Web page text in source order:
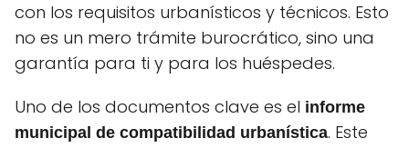
con los requisitos urbanísticos y técnicos. Esto
no es un mero trámite burocrático, sino una
garantía para ti y para los huéspedes.
Uno de los documentos clave es el informe
municipal de compatibilidad urbanística. Este